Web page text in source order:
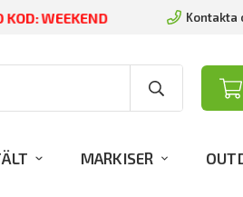
WEEKEND Kontakta
MARKISER